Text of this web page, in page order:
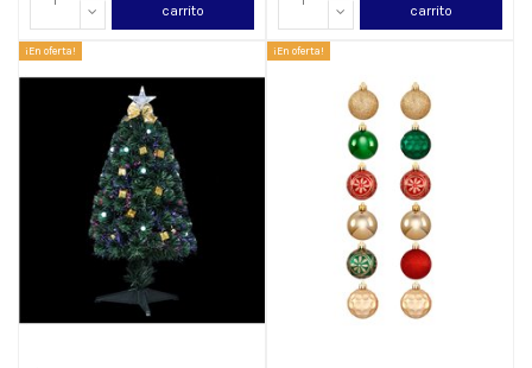
carrito
carrito
¡En oferta! ¡En oferta!